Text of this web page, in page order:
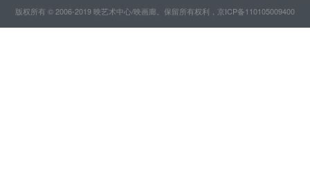
版权所有 © 2006-2019 映艺术中心/映画廊。保留所有权利 ，京ICP备110105009400